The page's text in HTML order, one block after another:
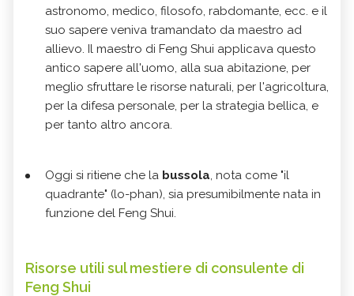
astronomo, medico, filosofo, rabdomante, ecc. e il
suo sapere veniva tramandato da maestro ad
allievo. Il maestro di Feng Shui applicava questo
antico sapere all'uomo, alla sua abitazione, per
meglio sfruttare le risorse naturali, per l'agricoltura,
per la difesa personale, per la strategia bellica, e
per tanto altro ancora.
Oggi si ritiene che la bussola, nota come "il
quadrante" (lo-phan), sia presumibilmente nata in
funzione del Feng Shui.
Risorse utili sul mestiere di consulente di
Feng Shui